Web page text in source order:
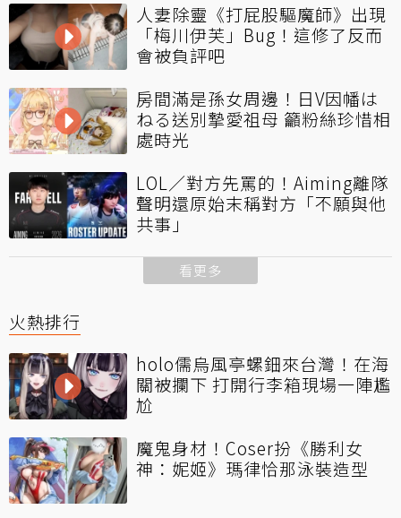
人妻除靈《打屁股驅魔師》出現
「梅川伊芙」Bug！這修了反而
會被負評吧
房間滿是孫女周邊！日V因幡は
ねる送別摯愛祖母 籲粉絲珍惜相
處時光
LOL／對方先罵的！Aiming離隊
聲明還原始末稱對方「不願與他
共事」
看更多
火熱排行
holo儒烏風亭螺鈿來台灣！在海
關被攔下 打開行李箱現場一陣尷
尬
魔鬼身材！Coser扮《勝利女
神：妮姬》瑪律恰那泳裝造型